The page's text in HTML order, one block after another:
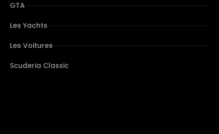
GTA
Les Yachts
Les Voitures
Scuderia Classic